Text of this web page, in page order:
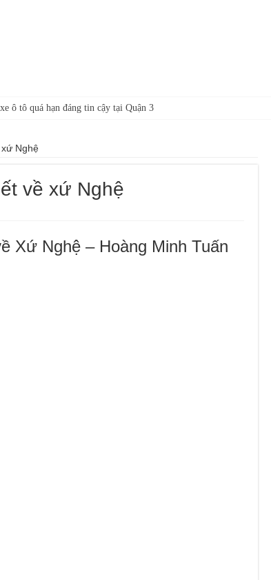
ô tô quá hạn đáng tin cậy tại Quận 3
Nghệ
về xứ Nghệ
Xứ Nghệ – Hoàng Minh Tuấn